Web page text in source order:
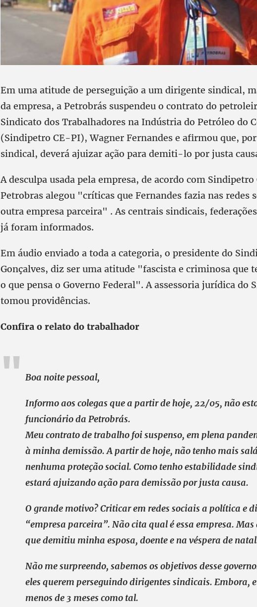
Em uma atitude de perseguição a um dirigente sindical,
da empresa, a Petrobrás suspendeu o contrato do
Sindicato dos Trabalhadores na Indústria do Petróleo do
(Sindipetro CE-PI), Wagner Fernandes e afirmou que,
sindical, deverá ajuizar ação para demiti-lo por justa
A desculpa usada pela empresa, de acordo com
Petrobras alegou "críticas que Fernandes fazia nas redes
outra empresa parceira" . As centrais sindicais,
já foram informados.
Em áudio enviado a toda a categoria, o presidente do
Gonçalves, diz ser uma atitude "fascista e criminosa que
o que pensa o Governo Federal". A assessoria jurídica do
tomou providências.
Confira o relato do trabalhador
Boa noite pessoal,
Informo aos colegas que a partir de hoje, 22/05, não
funcionário da Petrobrás.
Meu contrato de trabalho foi suspenso, em plena
à minha demissão. A partir de hoje, não tenho mais
nenhuma proteção social. Como tenho estabilidade
estará ajuizando ação para demissão por justa causa.
O grande motivo? Criticar em redes sociais a política e
“empresa parceira”. Não cita qual é essa empresa. Mas
que demitiu minha esposa, doente e na véspera de
Não me surpreendo, sabemos os objetivos desse
eles querem perseguindo dirigentes sindicais. Embora,
menos de 3 meses como tal.